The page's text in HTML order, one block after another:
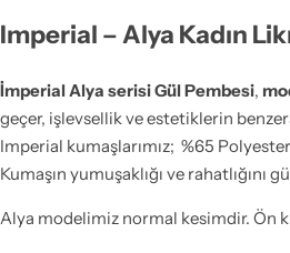
Imperial – Alya Kadın
İmperial Alya serisi Gül Pembesi,
geçer, işlevsellik ve estetiklerin
Imperial kumaşlarımız; %65
Kumaşın yumuşaklığı ve rahatlığını
Alya modelimiz normal kesimdir. Ön